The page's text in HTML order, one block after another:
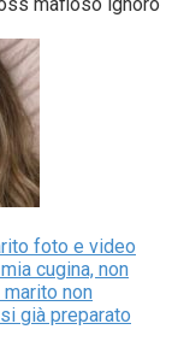
foto e video
cugina, non
non
già preparato